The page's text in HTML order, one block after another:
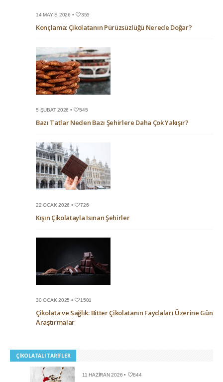
14 MAYIS 2026 • 355
Konçlama: Çikolatanın Pürüzsüzlüğü Nerede Doğar?
5 ŞUBAT 2026 • 545
Bazı Tatlar Neden Bazı Şehirlere Daha Çok Yakışır?
22 OCAK 2026 • 726
Kışın Çikolatayla Isınan Şehirler
30 OCAK 2025 • 1501
Çikolata ve Sağlık: Bitter Çikolatanın Faydaları Üzerine Güncel
Araştırmalar
ÇIKOLATALI TARIFLER
11 HAZIRAN 2026 • 844